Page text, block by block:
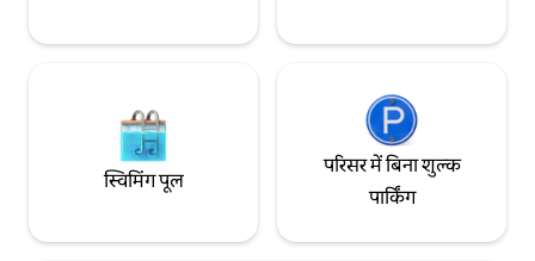
स्विमिंग पूल
परिसर में बिना शुल्क
पार्किंग